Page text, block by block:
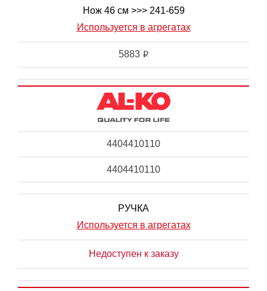
Нож 46 см >>> 241-659
Используется в агрегатах
5883 i
4404410110
4404410110
РУЧКА
Используется в агрегатах
Недоступен к заказу